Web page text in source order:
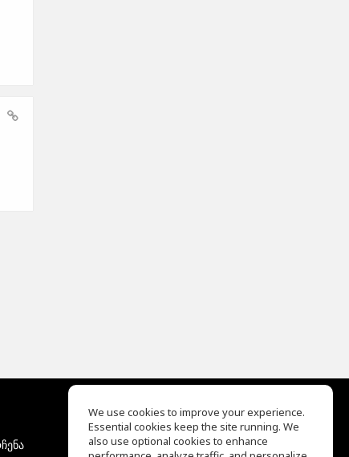
EQ Ear Training
Drum Machine
We use cookies to improve your experience.
Essential cookies keep the site running. We
also use optional cookies to enhance